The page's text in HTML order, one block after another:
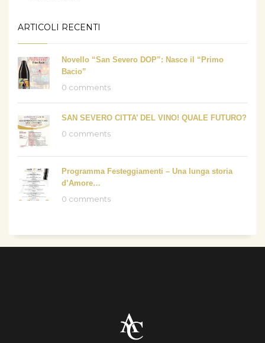
ARTICOLI RECENTI
Novello “San Severo DOP”: Nasce il “Primo
Bacio”
0 comments
SAN SEVERO CITTA’ DEL VINO! QUALE FUTURO?
0 comments
Programma Festeggiamenti – Una lunga storia
d’Amore…
0 comments